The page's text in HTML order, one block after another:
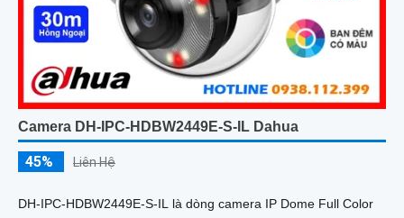
Camera DH-IPC-HDBW2449E-S-IL Dahua
45% Liên Hệ
DH-IPC-HDBW2449E-S-IL là dòng camera IP Dome Full Color